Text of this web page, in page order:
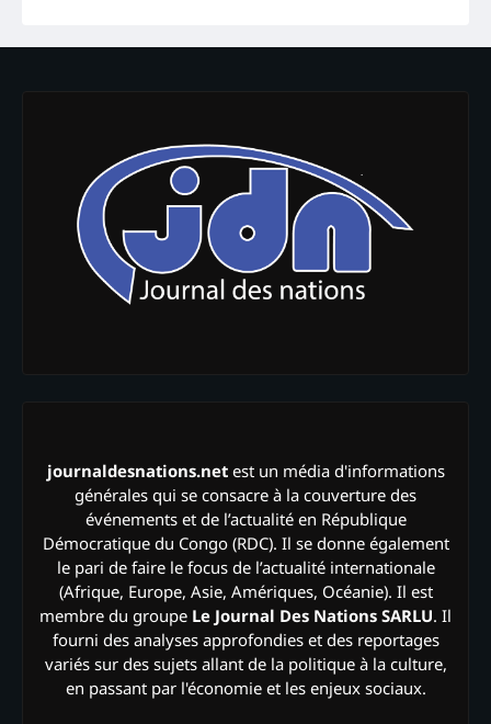
journaldesnations.netest un média d'informations
générales qui se consacre à la couverture des
événements et de l’actualité en République
Démocratique du Congo (RDC). Il se donne également
le pari de faire le focus de l’actualité internationale
(Afrique, Europe, Asie, Amériques, Océanie). Il est
membre du groupe Le Journal Des Nations SARLU. Il
fourni des analyses approfondies et des reportages
variés sur des sujets allant de la politique à la culture,
en passant par l'économie et les enjeux sociaux.